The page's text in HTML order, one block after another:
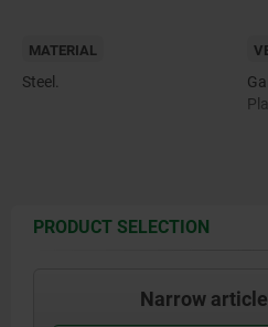
MATERIAL
Steel.
PRODUCT SELECTION
Narrow